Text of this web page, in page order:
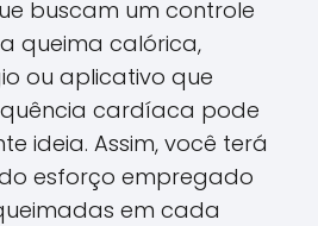
buscam um controle
queima calórica,
ou aplicativo que
cardíaca pode
ideia. Assim, você terá
esforço empregado
em cada